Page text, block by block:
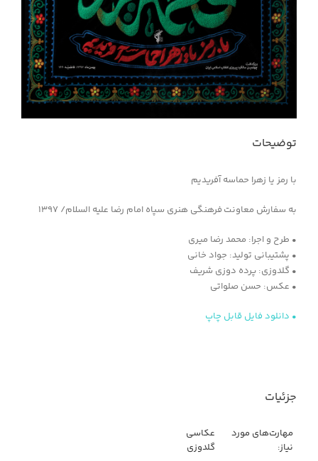
توضیحات
با رمز یا زهرا حماسه آفریدیم
به سفارش معاونت فرهنگی هنری سپاه امام رضا علیه السلام/ ۱۳۹۷
• طرح و اجرا: محمد رضا میری
• پشتیبانی تولید: جواد خانی
• گلدوزی: پرده دوزی شریف
• عکس: حسن صلواتی
• دانلود فایل قابل چاپ
جزئیات
مهارت‌های مورد
نیاز:
عکاسی
گلدوزی